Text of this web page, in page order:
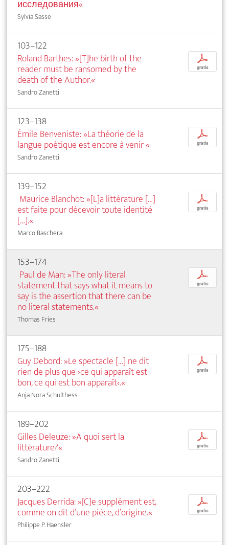
исследования«
Sylvia Sasse
103–122
Roland Barthes: »[T]he birth of the
reader must be ransomed by the
death of the Author.«
Sandro Zanetti
p
gratis
123–138
Émile Benveniste: »La théorie de la
langue poétique est encore à venir«
Sandro Zanetti
p
gratis
139–152
Maurice Blanchot: »[L]a littérature […]
est faite pour décevoir toute identité
[…].«
Marco Baschera
p
gratis
153–174
Paul de Man: »The only literal
statement that says what it means to
say is the assertion that there can be
no literal statements.«
Thomas Fries
p
gratis
175–188
Guy Debord: »Le spectacle […] ne dit
rien de plus que ›ce qui apparaît est
bon, ce qui est bon apparaît‹.«
Anja Nora Schulthess
p
gratis
189–202
Gilles Deleuze: »A quoi sert la
littérature?«
Sandro Zanetti
p
gratis
203–222
Jacques Derrida: »[C]e supplément est,
comme on dit d’une pièce, d’origine.«
Philippe P. Haensler
p
gratis